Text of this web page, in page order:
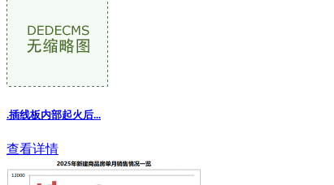
.插线板内部起火后...
查看详情